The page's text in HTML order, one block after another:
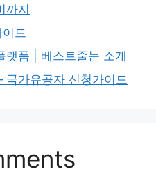
까지
드
랫폼 | 베스트줄눈 소개
가유공자 신청가이드